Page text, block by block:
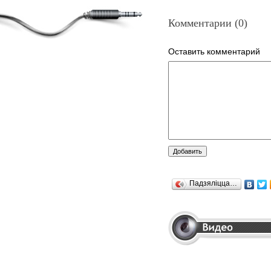
Комментарии (0)
Оставить комментарий
Падзяліцца…